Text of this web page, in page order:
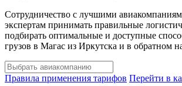
Сотрудничество с лучшими
экспертам принимать правильные
подбирать оптимальные и доступные
грузов в Магас из Иркутска и в обратном
Правила применения тарифов Перейти в